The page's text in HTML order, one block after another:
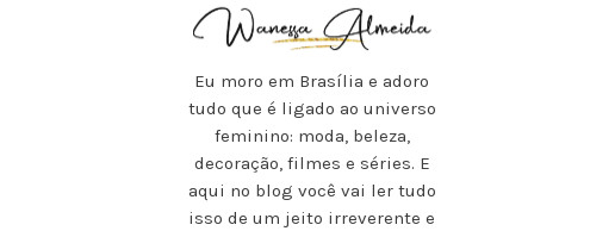
Eu moro em Brasília e adoro
tudo que é ligado ao universo
feminino: moda, beleza,
decoração, filmes e séries. E
aqui no blog você vai ler tudo
isso de um jeito irreverente e